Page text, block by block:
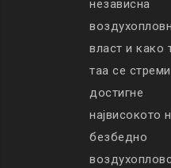
независна
власт и како
таа се
достигне
највисокото
безбедно